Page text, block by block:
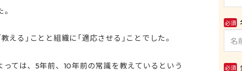
る」ことと組織に「適応させる」ことでした。
ては、5年前、10年前の常識を教えているという